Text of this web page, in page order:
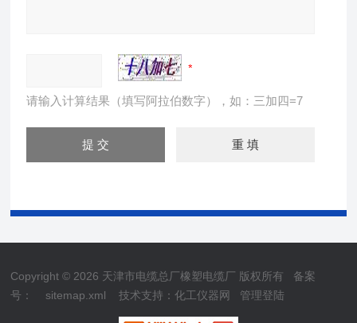
请输入计算结果（填写阿拉伯数字），如：三加四=7
Copyright © 2026 天津市电缆总厂橡塑电缆厂 版权所有 备案
号：
sitemap.xml 技术支持：化工仪器网 管理登陆